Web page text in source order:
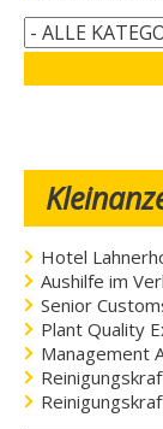
Hotel
Aushilfe im
Senior
Plant Quality
Management